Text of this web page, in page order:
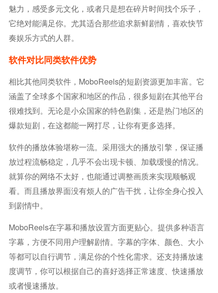
魅力，感受多元文化，或者只是想在碎片时间找个乐子，
它绝对能满足你。尤其适合那些追求新鲜剧情，喜欢快节
奏娱乐方式的人群。
软件对比同类软件优势
相比其他同类软件，MoboReels的短剧资源更加丰富。它
涵盖了全球多个国家和地区的作品，很多短剧在其他平台
很难找到。无论是小众国家的特色剧集，还是热门地区的
爆款短剧，在这都能一网打尽，让你有更多选择。
软件的播放体验堪称一流。采用强大的播放引擎，保证播
放过程流畅稳定，几乎不会出现卡顿、加载缓慢的情况。
就算你的网络不太好，也能通过调整画质来实现顺畅观
看。而且播放界面没有烦人的广告干扰，让你全身心投入
到剧情中。
MoboReels在字幕和播放设置方面更贴心。提供多种语言
字幕，方便不同用户理解剧情。字幕的字体、颜色、大小
等都可以自行调节，满足你的个性化需求。还支持播放速
度调节，你可以根据自己的喜好选择正常速度、快速播放
或者慢速播放。